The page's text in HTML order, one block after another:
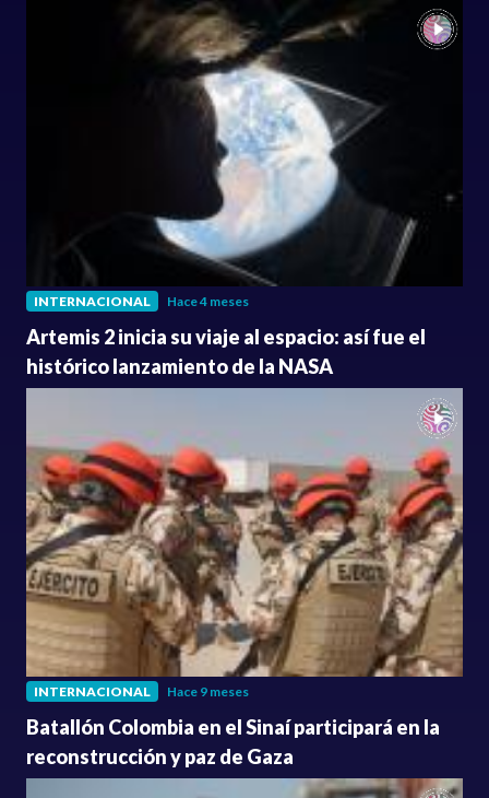
INTERNACIONAL Hace 4 meses
Artemis 2 inicia su viaje al espacio: así fue el
histórico lanzamiento de la NASA
INTERNACIONAL Hace 9 meses
Batallón Colombia en el Sinaí participará en la
reconstrucción y paz de Gaza